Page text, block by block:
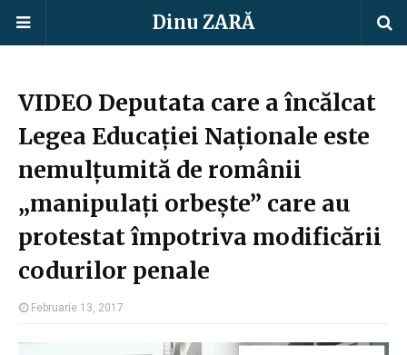
Dinu ZARĂ
VIDEO Deputata care a încălcat
Legea Educației Naționale este
nemulțumită de românii
„manipulați orbește” care au
protestat împotriva modificării
codurilor penale
Februarie 13, 2017